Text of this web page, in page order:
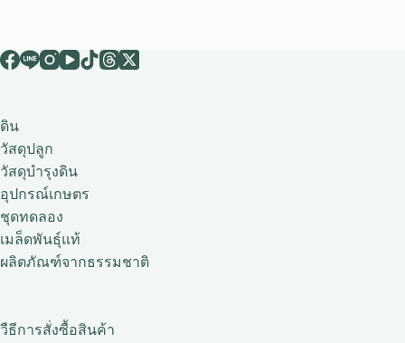
ดิน
วัสดุปลูก
วัสดุบำรุงดิน
อุปกรณ์เกษตร
ชุดทดลอง
เมล็ดพันธุ์แท้
ผลิตภัณฑ์จากธรรมชาติ
วืธีการสั่งซื้อสินค้า